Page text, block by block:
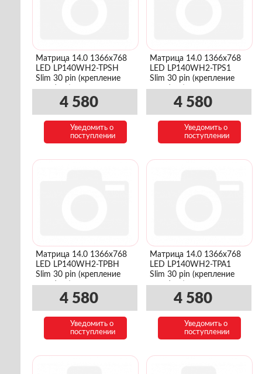
Матрица 14.0 1366x768
LED LP140WH2-TPSH
Slim 30 pin (крепление
верх/низ)
4 580
Уведомить о
поступлении
Матрица 14.0 1366x768
LED LP140WH2-TPS1
Slim 30 pin (крепление
верх/низ)
4 580
Уведомить о
поступлении
Матрица 14.0 1366x768
LED LP140WH2-TPBH
Slim 30 pin (крепление
верх/низ)
4 580
Уведомить о
поступлении
Матрица 14.0 1366x768
LED LP140WH2-TPA1
Slim 30 pin (крепление
верх/низ)
4 580
Уведомить о
поступлении